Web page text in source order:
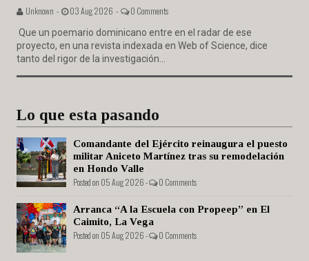
Unknown - 03 Aug 2026 - 0 Comments
Que un poemario dominicano entre en el radar de ese
proyecto, en una revista indexada en Web of Science, dice
tanto del rigor de la investigación...
Lo que esta pasando
Comandante del Ejército reinaugura el puesto
militar Aniceto Martínez tras su remodelación
en Hondo Valle
Posted on 05 Aug 2026 - 0 Comments
Arranca “A la Escuela con Propeep” en El
Caimito, La Vega
Posted on 05 Aug 2026 - 0 Comments